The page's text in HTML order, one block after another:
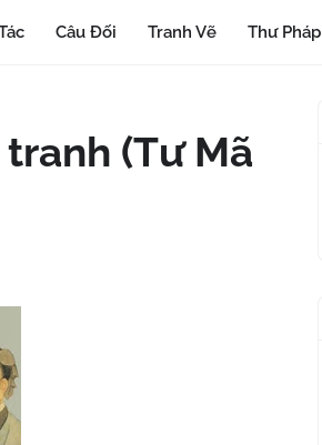
Câu Đối Tranh Vẽ Thư Pháp
(Tư Mã